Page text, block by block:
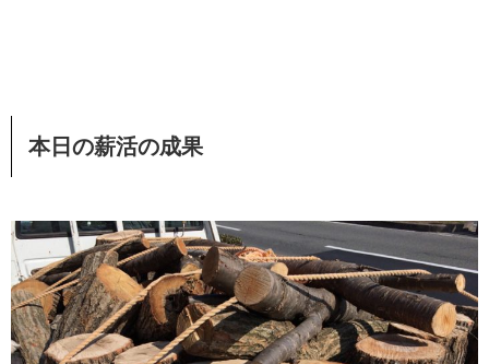
本日の薪活の成果